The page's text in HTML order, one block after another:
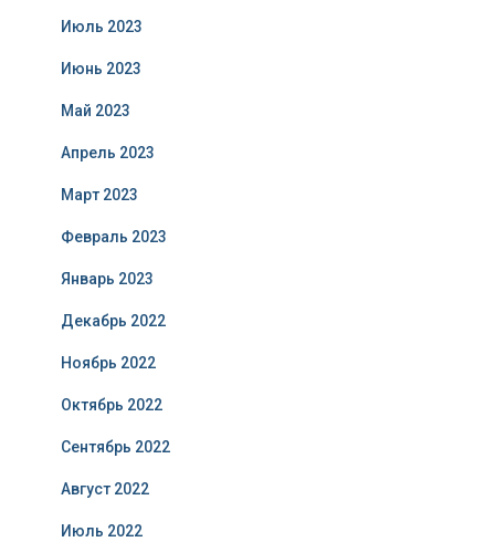
Июль 2023
Июнь 2023
Май 2023
Апрель 2023
Март 2023
Февраль 2023
Январь 2023
Декабрь 2022
Ноябрь 2022
Октябрь 2022
Сентябрь 2022
Август 2022
Июль 2022